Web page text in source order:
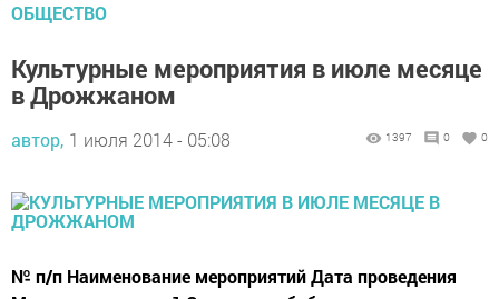
ОБЩЕСТВО
Культурные мероприятия в июле месяце
в Дрожжаном
автор, 1 июля 2014 - 05:08 1397 0 0
№ п/п Наименование мероприятий Дата проведения